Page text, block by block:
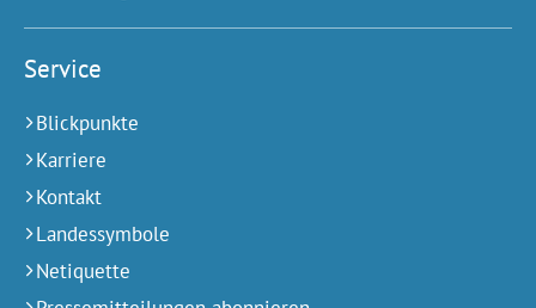
Service
Blickpunkte
Karriere
Kontakt
Landessymbole
Netiquette